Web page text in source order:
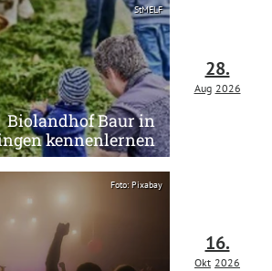
StMELF
Biolandhof Baur in
kennenlernen
28.
Aug 2026
Foto: Pixabay
16.
Okt 2026